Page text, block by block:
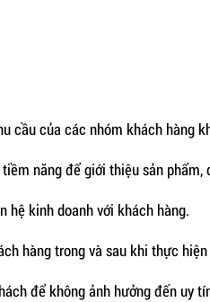
cầu của các nhóm khách hàng
năng để giới thiệu sản phẩm,
hệ kinh doanh với khách hàng.
hàng trong và sau khi thực
để không ảnh hưởng đến uy